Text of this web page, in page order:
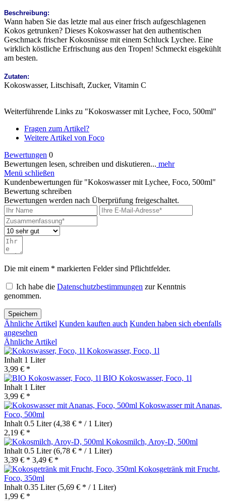
Beschreibung:
Wann haben Sie das letzte mal aus einer frisch aufgeschlagenen
Kokos getrunken? Dieses Kokoswasser hat den authentischen
Geschmack frischer Kokosnüsse mit einem Schluck Lychee. Eine
wirklich köstliche Erfrischung aus den Tropen! Schmeckt eisgekühlt
am besten.
Zutaten:
Kokoswasser, Litschisaft, Zucker, Vitamin C
Weiterführende Links zu "Kokoswasser mit Lychee, Foco, 500ml"
Fragen zum Artikel?
Weitere Artikel von Foco
Bewertungen 0
Bewertungen lesen, schreiben und diskutieren... mehr
Menü schließen
Kundenbewertungen für "Kokoswasser mit Lychee, Foco, 500ml"
Bewertung schreiben
Bewertungen werden nach Überprüfung freigeschaltet.
Die mit einem * markierten Felder sind Pflichtfelder.
Ich habe die Datenschutzbestimmungen zur Kenntnis
genommen.
Speichern
Ähnliche Artikel Kunden kauften auch Kunden haben sich ebenfalls
angesehen
Ähnliche Artikel
Kokoswasser, Foco, 1l
Inhalt 1 Liter
3,99 € *
BIO Kokoswasser, Foco, 1l
Inhalt 1 Liter
3,99 € *
Kokoswasser mit Ananas,
Foco, 500ml
Inhalt 0.5 Liter(4,38 € * / 1 Liter)
2,19 € *
Kokosmilch, Aroy-D, 500ml
Inhalt 0.5 Liter(6,78 € * / 1 Liter)
3,39 € * 3,49 € *
Kokosgetränk mit Frucht,
Foco, 350ml
Inhalt 0.35 Liter(5,69 € * / 1 Liter)
1,99 € *